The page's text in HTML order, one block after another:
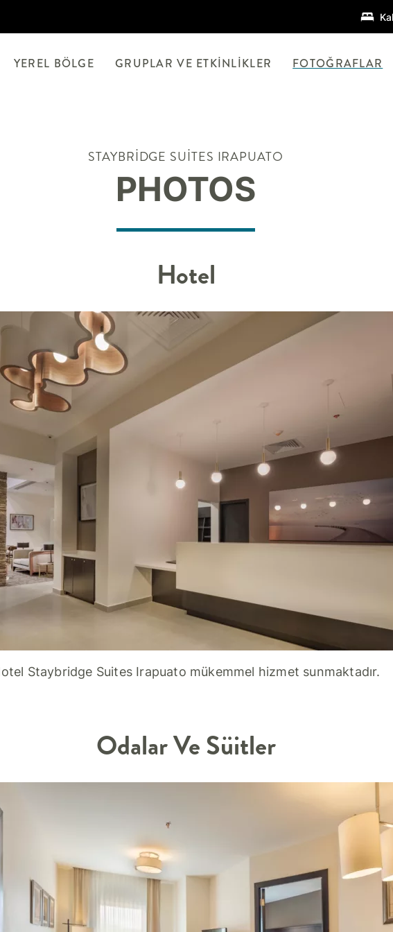
YEREL BÖLGE GRUPLAR VE ETKINLIKLER FOTOĞRAFLAR
STAYBRIDGE SUITES IRAPUATO
PHOTOS
Hotel
Staybridge Suites Irapuato mükemmel hizmet sunmaktadır.
Odalar Ve Süitler